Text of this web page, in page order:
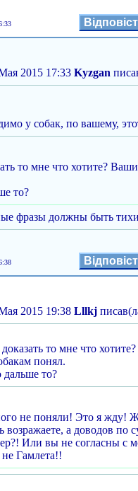
2015 17:33 Kyzgan
у собак, по вашему,
то мне что хотите?
то?
фразы должны быть
2015 19:38 Lllkj
то мне что
понял.
дальше то?
не поняли! Это я жду!
возражаете, а доводов
Или вы не согласны с
Гамлета!!